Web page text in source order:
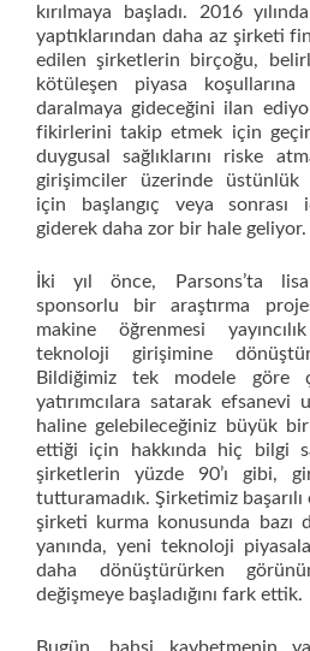
kırılmaya başladı. 2016
yaptıklarından daha az şirketi
edilen şirketlerin birçoğu,
kötüleşen piyasa koşullarına
daralmaya gideceğini ilan
fikirlerini takip etmek için
duygusal sağlıklarını riske
girişimciler üzerinde üstünlük
için başlangıç veya sonrası
giderek daha zor bir hale geliyor.
İki yıl önce, Parsons’ta
sponsorlu bir araştırma
makine öğrenmesi
teknoloji girişimine
Bildiğimiz tek modele göre
yatırımcılara satarak efsanevi
haline gelebileceğiniz büyük
ettiği için hakkında hiç bilgi
şirketlerin yüzde 90’ı gibi,
tutturamadık. Şirketimiz
şirketi kurma konusunda bazı
yanında, yeni teknoloji
daha dönüştürürken
değişmeye başladığını fark ettik.
Bugün, bahsi kaybetmenin